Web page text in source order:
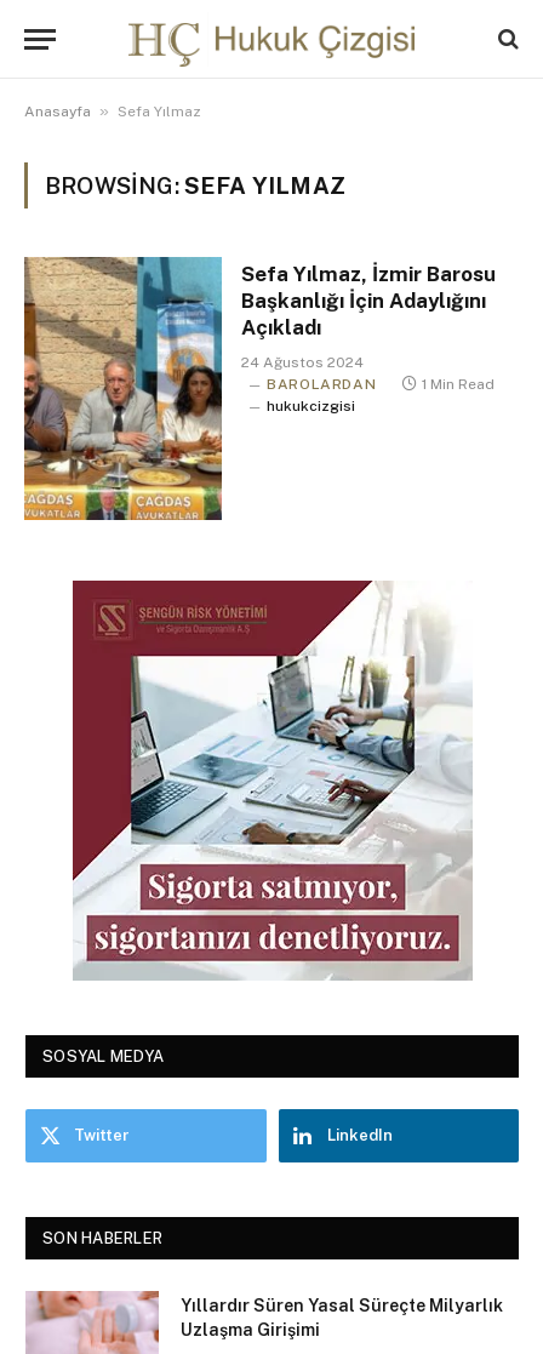
Anasayfa » Sefa Yılmaz
BROWSING:SEFA YILMAZ
Sefa Yılmaz, İzmir Barosu
Başkanlığı İçin Adaylığını
Açıkladı
24 Ağustos 2024
BAROLARDAN
1 Min Read
hukukcizgisi
SOSYAL MEDYA
Twitter LinkedIn
SON HABERLER
Yıllardır Süren Yasal Süreçte Milyarlık
Uzlaşma Girişimi